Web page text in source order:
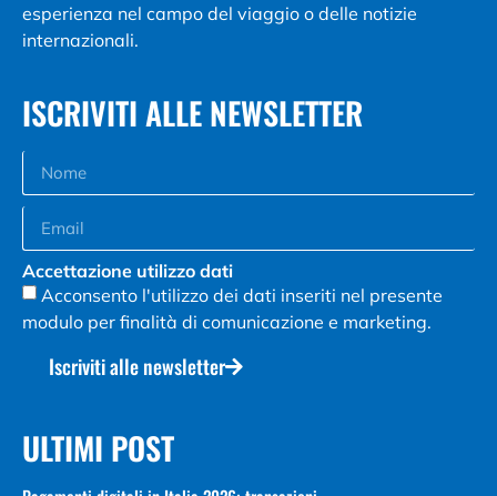
esperienza nel campo del viaggio o delle notizie
internazionali.
ISCRIVITI ALLE NEWSLETTER
Accettazione utilizzo dati
Acconsento l'utilizzo dei dati inseriti nel presente
modulo per finalità di comunicazione e marketing.
Iscriviti alle newsletter
ULTIMI POST